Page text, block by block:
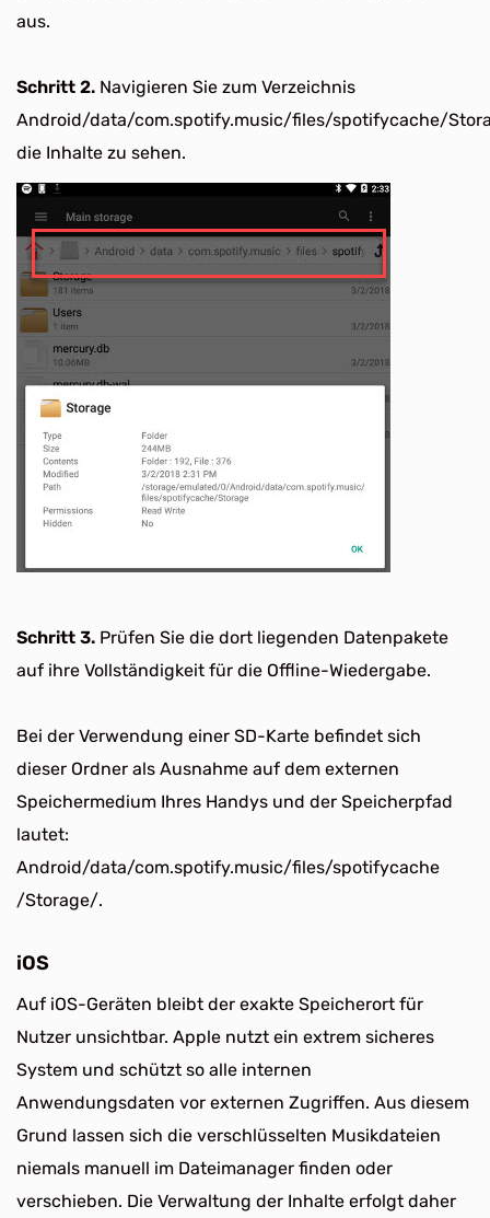
aus.
Schritt 2. Navigieren Sie zum Verzeichnis
Android/data/com.spotify.music/files/spotifycache/
die Inhalte zu sehen.
Schritt 3. Prüfen Sie die dort liegenden Datenpakete
auf ihre Vollständigkeit für die Offline-Wiedergabe.
Bei der Verwendung einer SD-Karte befindet sich
dieser Ordner als Ausnahme auf dem externen
Speichermedium Ihres Handys und der Speicherpfad
lautet:
Android/data/com.spotify.music/files/spotifycache
/Storage/.
iOS
Auf iOS-Geräten bleibt der exakte Speicherort für
Nutzer unsichtbar. Apple nutzt ein extrem sicheres
System und schützt so alle internen
Anwendungsdaten vor externen Zugriffen. Aus diesem
Grund lassen sich die verschlüsselten Musikdateien
niemals manuell im Dateimanager finden oder
verschieben. Die Verwaltung der Inhalte erfolgt daher